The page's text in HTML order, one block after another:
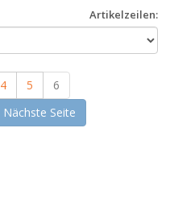
Artikelzeilen:
4 5
6
Nächste Seite